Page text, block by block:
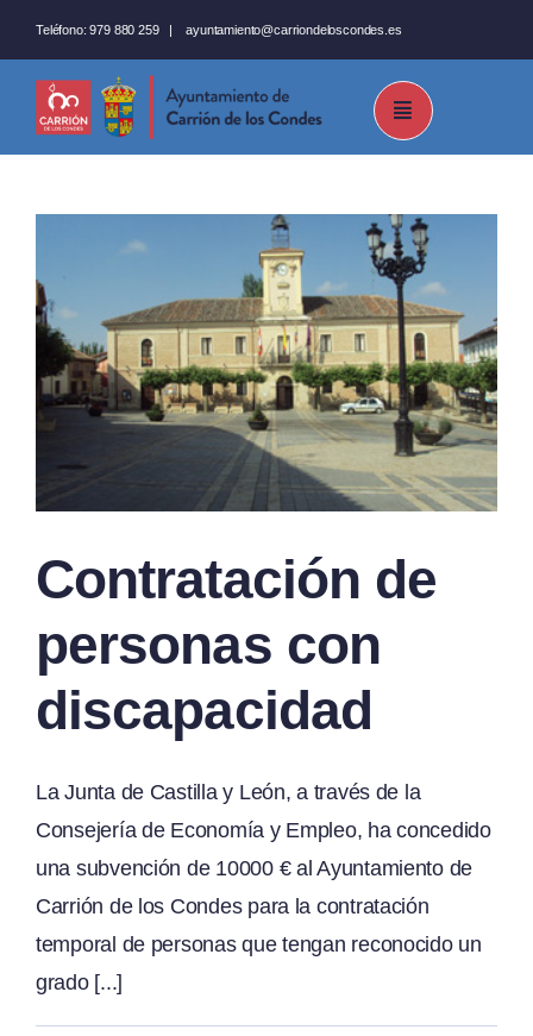
al
contenido
Teléfono: 979 880 259 |ayuntamiento@carriondeloscondes.es
Contratación de
personas con
discapacidad
La Junta de Castilla y León, a través de la
Consejería de Economía y Empleo, ha concedido
una subvención de 10000 € al Ayuntamiento de
Carrión de los Condes para la contratación
temporal de personas que tengan reconocido un
grado [...]